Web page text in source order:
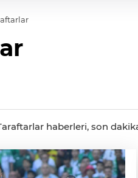
haberleri, son